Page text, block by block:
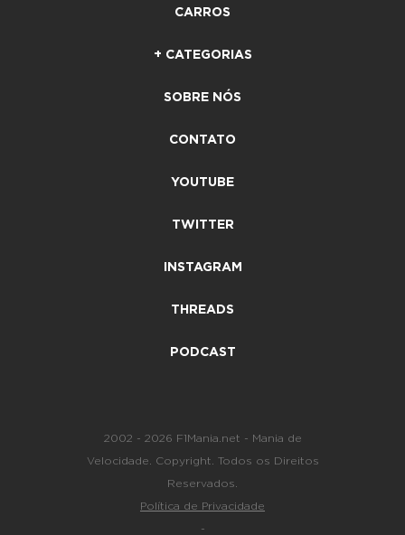
CARROS
+ CATEGORIAS
SOBRE NÓS
CONTATO
YOUTUBE
TWITTER
INSTAGRAM
THREADS
PODCAST
2002 - 2026 F1Mania.net - Mania de
Velocidade. Copyright. Todos os Direitos
Reservados.
Política de Privacidade
-